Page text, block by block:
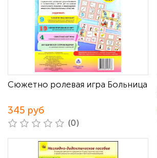
Сюжетно ролевая игра Больница
345 руб
(0)